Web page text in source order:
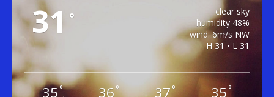
31 °
clear sky
48% humidity
wind: 6m/s NW
H 31 • L 31
35° 36° 37 ° 35°